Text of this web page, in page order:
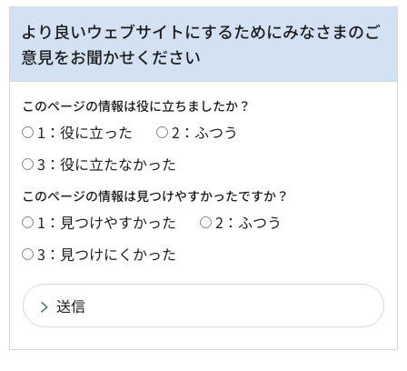
より良いウェブサイトにするためにみなさまのご
意見をお聞かせください
このページの情報は役に立ちましたか？
1：役に立った
2：ふつう
3：役に立たなかった
このページの情報は見つけやすかったですか？
1：見つけやすかった
2：ふつう
3：見つけにくかった